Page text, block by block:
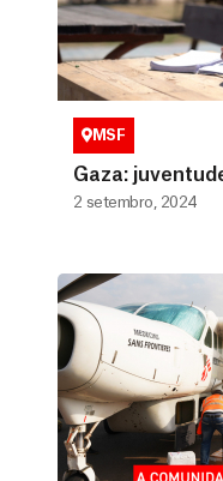
MSF
Gaza:
2 setembro, 2024